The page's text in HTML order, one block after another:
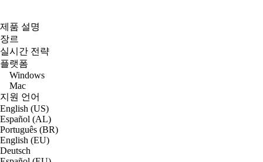
제품 설명
장르
실시간 전략
플랫폼
Windows
Mac
지원 언어
English (US)
Español (AL)
Português (BR)
English (EU)
Deutsch